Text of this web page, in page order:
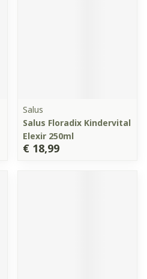
Salus
Salus Floradix Kindervital
Elexir 250ml
€ 18,99